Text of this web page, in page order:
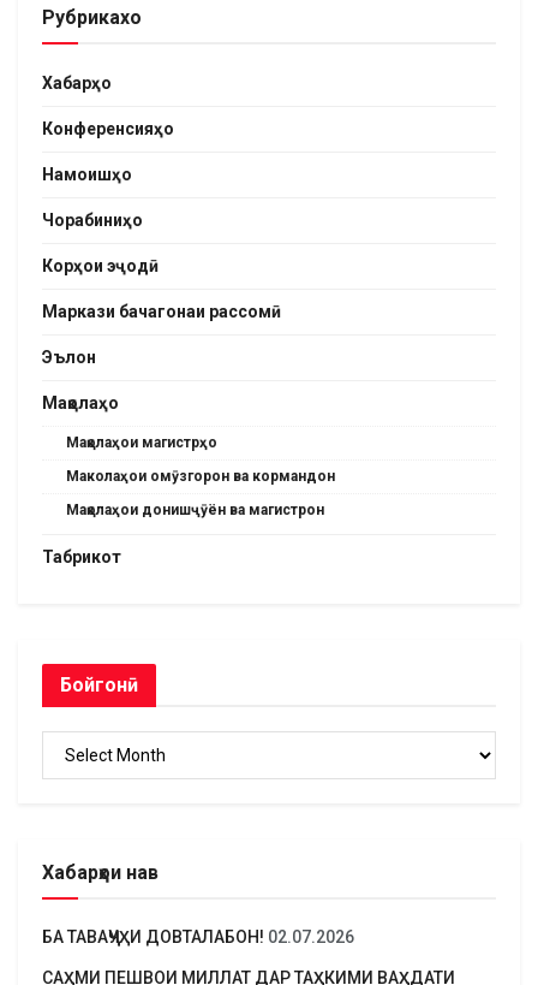
Рубрикахо
Хабарҳо
Конференсияҳо
Намоишҳо
Чорабиниҳо
Корҳои эҷодӣ
Маркази бачагонаи рассомӣ
Эълон
Мақолаҳо
Мақолаҳои магистрҳо
Маколаҳои омӯзгорон ва кормандон
Мақолаҳои донишҷӯён ва магистрон
Табрикот
Бойгонӣ
Хабарҳои нав
БА ТАВАҶҶУҲИ ДОВТАЛАБОН! 02.07.2026
САҲМИ ПЕШВОИ МИЛЛАТ ДАР ТАҲКИМИ ВАҲДАТИ